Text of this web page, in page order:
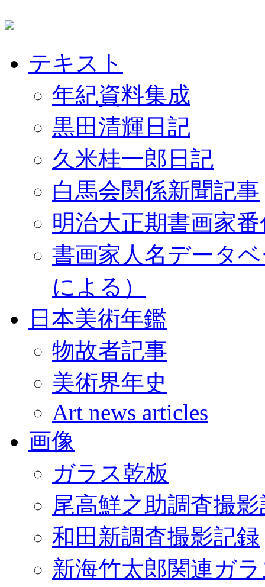
テキスト
年紀資料集成
黒田清輝日記
久米桂一郎日記
白馬会関係新聞記事
明治大正期書画家
書画家人名データ
による）
日本美術年鑑
物故者記事
美術界年史
Art news articles
画像
ガラス乾板
尾高鮮之助調査撮
和田新調査撮影記録
新海竹太郎関連ガ